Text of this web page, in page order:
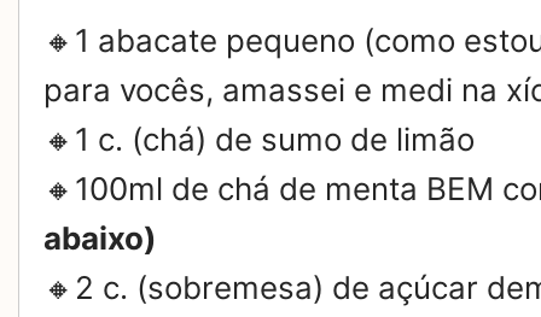
🔸1 abacate pequeno (como
para vocês, amassei e medi na
🔸1 c. (chá) de sumo de limão
🔸100ml de chá de menta BEM
abaixo)
🔸2 c. (sobremesa) de açúcar